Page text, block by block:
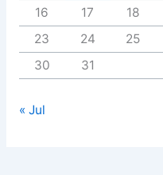
16
17 18
23
24 25
30
31
« Jul